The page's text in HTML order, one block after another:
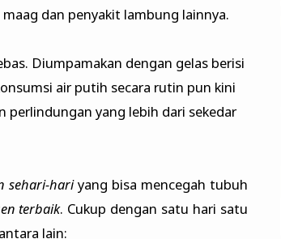
dan penyakit lambung lainnya.
Diumpamakan dengan gelas berisi
air putih secara rutin pun kini
yang lebih dari sekedar
sehari-hariyang bisa mencegah tubuh
terbaik. Cukup dengan satu hari satu
lain: